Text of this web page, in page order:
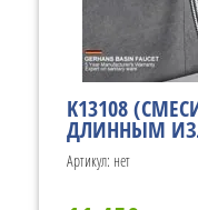
K13108
ДЛИННЫМ
Артикул: нет